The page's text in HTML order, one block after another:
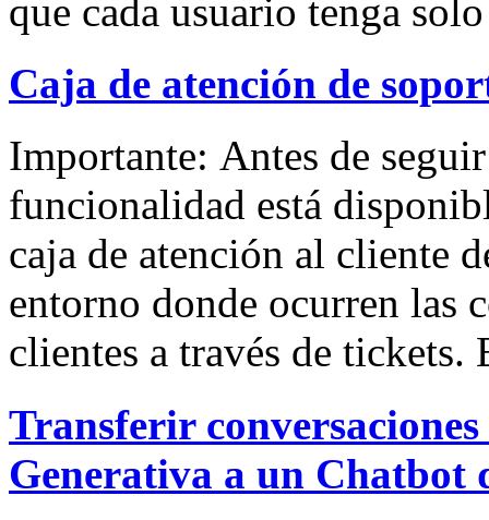
que cada usuario tenga
Caja de atención de
Importante: Antes de
funcionalidad está
caja de atención al cliente
entorno donde ocurren las
clientes a través de tickets.
Transferir
Generativa a un Chatbot